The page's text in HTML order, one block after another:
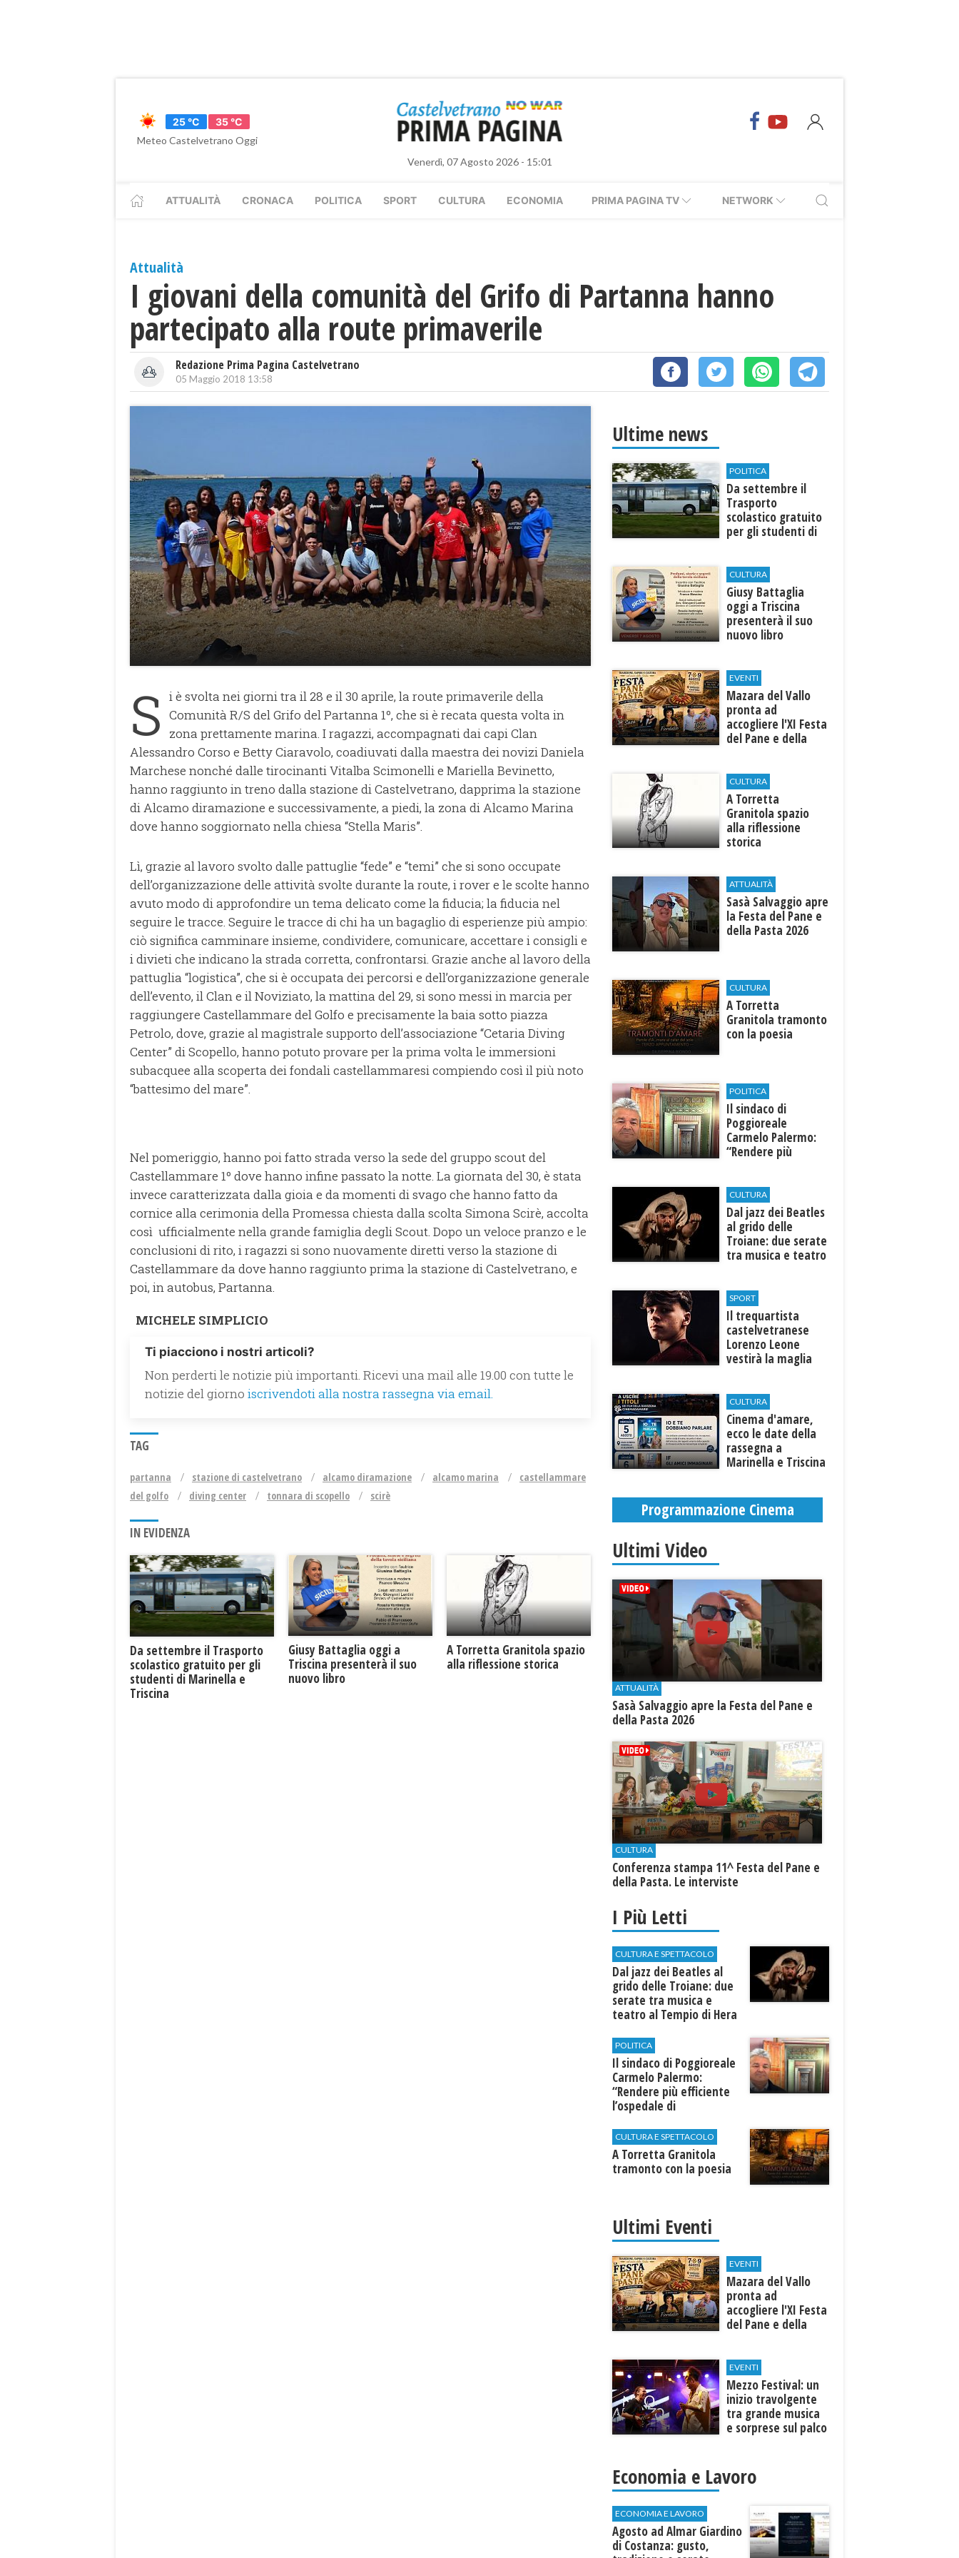
25 °C
35 °C
Meteo Castelvetrano Oggi
Venerdì, 07 Agosto 2026 - 15:01
ATTUALITÀ CRONACA POLITICA SPORT CULTURA ECONOMIA PRIMA PAGINA TV NETWORK
Attualità
I giovani della comunità del Grifo di Partanna hanno
partecipato alla route primaverile
Redazione Prima Pagina Castelvetrano
05 Maggio 2018 13:58
S i è svolta nei giorni tra il 28 e il 30 aprile, la route primaverile della
Comunità R/S del Grifo del Partanna 1º, che si è recata questa volta in
zona prettamente marina. I ragazzi, accompagnati dai capi Clan
Alessandro Corso e Betty Ciaravolo, coadiuvati dalla maestra dei novizi Daniela
Marchese nonché dalle tirocinanti Vitalba Scimonelli e Mariella Bevinetto,
hanno raggiunto in treno dalla stazione di Castelvetrano, dapprima la stazione
di Alcamo diramazione e successivamente, a piedi, la zona di Alcamo Marina
dove hanno soggiornato nella chiesa “Stella Maris”.
Lì, grazie al lavoro svolto dalle pattuglie “fede” e “temi” che si sono occupate
dell’organizzazione delle attività svolte durante la route, i rover e le scolte hanno
avuto modo di approfondire un tema delicato come la fiducia; la fiducia nel
seguire le tracce. Seguire le tracce di chi ha un bagaglio di esperienze più ampio:
ciò significa camminare insieme, condividere, comunicare, accettare i consigli e
i divieti che indicano la strada corretta, confrontarsi. Grazie anche al lavoro della
pattuglia “logistica”, che si è occupata dei percorsi e dell’organizzazione generale
dell’evento, il Clan e il Noviziato, la mattina del 29, si sono messi in marcia per
raggiungere Castellammare del Golfo e precisamente la baia sotto piazza
Petrolo, dove, grazie al magistrale supporto dell’associazione “Cetaria Diving
Center” di Scopello, hanno potuto provare per la prima volta le immersioni
subacquee alla scoperta dei fondali castellammaresi compiendo così il più noto
“battesimo del mare”.
Nel pomeriggio, hanno poi fatto strada verso la sede del gruppo scout del
Castellammare 1º dove hanno infine passato la notte. La giornata del 30, è stata
invece caratterizzata dalla gioia e da momenti di svago che hanno fatto da
cornice alla cerimonia della Promessa chiesta dalla scolta Simona Scirè, accolta
così ufficialmente nella grande famiglia degli Scout. Dopo un veloce pranzo e le
conclusioni di rito, i ragazzi si sono nuovamente diretti verso la stazione di
Castellammare da dove hanno raggiunto prima la stazione di Castelvetrano, e
poi, in autobus, Partanna.
MICHELE SIMPLICIO
Ti piacciono i nostri articoli?
Non perderti le notizie più importanti. Ricevi una mail alle 19.00 con tutte le
notizie del giorno iscrivendoti alla nostra rassegna via email.
TAG
partanna stazione di castelvetrano alcamo diramazione alcamo marina
castellammare
del golfo
diving center tonnara di scopello scirè
IN EVIDENZA
Da settembre il Trasporto
scolastico gratuito per gli
studenti di Marinella e
Triscina
Giusy Battaglia oggi a
Triscina presenterà il suo
nuovo libro
​A Torretta Granitola spazio
alla riflessione storica
Ultime news
POLITICA
Da settembre il
Trasporto
scolastico gratuito
per gli studenti di
CULTURA
Giusy Battaglia
oggi a Triscina
presenterà il suo
nuovo libro
EVENTI
Mazara del Vallo
pronta ad
accogliere l'XI Festa
del Pane e della
CULTURA
​A Torretta
Granitola spazio
alla riflessione
storica
ATTUALITÀ
Sasà Salvaggio apre
la Festa del Pane e
della Pasta 2026
CULTURA
​A Torretta
Granitola tramonto
con la poesia
POLITICA
Il sindaco di
Poggioreale
Carmelo Palermo:
“Rendere più
Castelvetrano."
CULTURA
Dal jazz dei Beatles
al grido delle
Troiane: due serate
tra musica e teatro
SPORT
Il trequartista
castelvetranese
Lorenzo Leone
vestirà la maglia
CULTURA
Cinema d'amare,
ecco le date della
rassegna a
Marinella e Triscina
Programmazione Cinema
Ultimi Video
ATTUALITÀ
Sasà Salvaggio apre la Festa del Pane e
della Pasta 2026
CULTURA
Conferenza stampa 11^ Festa del Pane e
della Pasta. Le interviste
I Più Letti
CULTURA E SPETTACOLO
Dal jazz dei Beatles al
grido delle Troiane: due
serate tra musica e
teatro al Tempio di Hera
POLITICA
Il sindaco di Poggioreale
Carmelo Palermo:
“Rendere più efficiente
l’ospedale di
CULTURA E SPETTACOLO
​A Torretta Granitola
tramonto con la poesia
Ultimi Eventi
EVENTI
Mazara del Vallo
pronta ad
accogliere l'XI Festa
del Pane e della
EVENTI
Mezzo Festival: un
inizio travolgente
tra grande musica
e sorprese sul palco
Economia e Lavoro
ECONOMIA E LAVORO
Agosto ad Almar Giardino
di Costanza: gusto,